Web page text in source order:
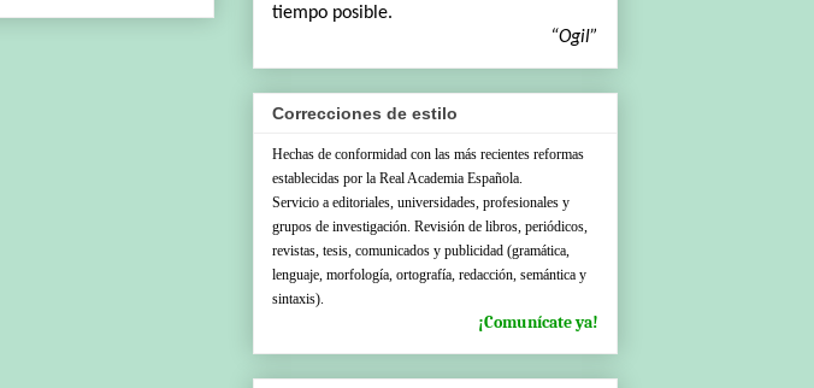
tiempo posible.
“Ogil”
Correcciones de estilo
Hechas de conformidad con las más recientes reformas
establecidas por la Real Academia Española.
Servicio a editoriales, universidades, profesionales y
grupos de investigación. Revisión de libros, periódicos,
revistas, tesis, comunicados y publicidad (gramática,
lenguaje, morfología, ortografía, redacción, semántica y
sintaxis).
¡Comunícate ya!